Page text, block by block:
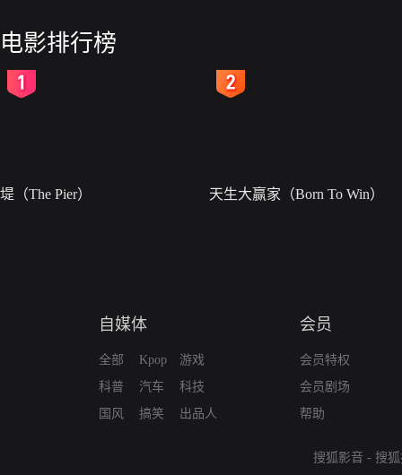
电影排行榜
堤（The Pier） 天生大赢家（Born To Win）
自媒体
全部
科普
国风
Kpop
汽车
搞笑
游戏
科技
出品人
会员
会员特权
会员剧场
帮助
搜狐影音 - 搜